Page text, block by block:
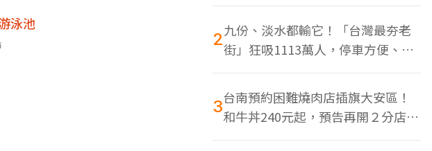
泳池
2九份、淡水都輸它！「台灣最夯老
街」狂吸1113萬人，停車方便、特
色美食多
3台南預約困難燒肉店插旗大安區！
和牛丼240元起，預告再開２分店、
地點曝光